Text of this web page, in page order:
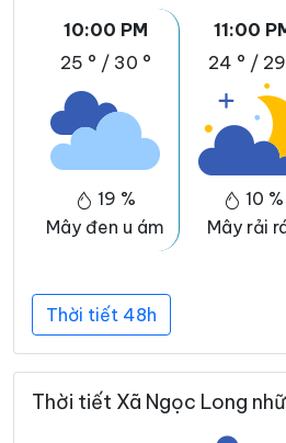
10:00 PM
25 ° / 30 °
19 %
Mây đen u ám
11:00
24 ° /
10 %
Mây rải
Thời tiết 48h
Thời tiết Xã Ngọc Long